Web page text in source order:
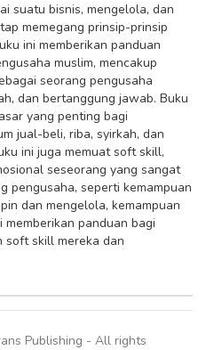
suatu bisnis, mengelola, dan
memegang prinsip-prinsip
ini memberikan panduan
muslim, mencakup
seorang pengusaha
dan bertanggung jawab. Buku
yang penting bagi
jual-beli, riba, syirkah, dan
ini juga memuat soft skill,
seseorang yang sangat
pengusaha, seperti kemampuan
dan mengelola, kemampuan
panduan bagi
soft skill mereka dan
Publishing - All rights